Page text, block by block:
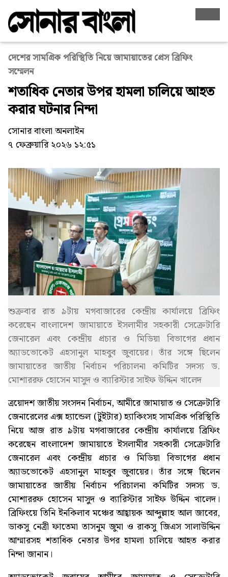
দেশের সামগ্রিক পরিস্থিতি নিয়ে জামায়াতের প্রেস ব্রিফিং
সম্মেলন
শতাধিক নেতার উপর হামলা চালিয়ে আহত
করার ঘটনার নিন্দা
সোনার বাংলা অনলাইন
৭ ফেব্রুয়ারি ২০২৬ ১২:৫১
শুক্রবার রাত ৯টায় মগবাজারের কেন্দ্রীয় কার্যালয়ে ব্রিফিং
করেছেন বাংলাদেশ জামায়াতে ইসলামীর সহকারী সেক্রেটারি
জেনারেল এবং কেন্দ্রীয় প্রচার ও মিডিয়া বিভাগের প্রধান
অ্যাডভোকেট এহসানুল মাহবুব জুবায়ের। তাঁর সঙ্গে ছিলেন
জামায়াতের জাতীয় নির্বাচন পরিচালনা কমিটির সদস্য ড.
মোশাররফ হোসেন মাসুদ ও ব্যারিস্টার সাইফ উদ্দিন খালেদ
ত্রয়োদশ জাতীয় সংসদন নির্বাচন, আমীরে জামায়াত ও সেক্রেটারি
জেনারেলের এক্স হ্যান্ডেল (টুইটার) হ্যাকিংসহ সামগ্রিক পরিস্থিতি
নিয়ে আজ রাত ৯টায় মগবাজারের কেন্দ্রীয় কার্যালয়ে ব্রিফিং
করেছেন বাংলাদেশ জামায়াতে ইসলামীর সহকারী সেক্রেটারি
জেনারেল এবং কেন্দ্রীয় প্রচার ও মিডিয়া বিভাগের প্রধান
অ্যাডভোকেট এহসানুল মাহবুব জুবায়ের। তাঁর সঙ্গে ছিলেন
জামায়াতের জাতীয় নির্বাচন পরিচালনা কমিটির সদস্য ড.
মোশাররফ হোসেন মাসুদ ও ব্যারিস্টার সাইফ উদ্দিন খালেদ।
ব্রিফিংয়ে তিনি ইনকিলাব মঞ্চের আহ্বায়ক আব্দুল্লাহ আল জাবের,
ডাকসু নেত্রী ফাতেমা তাসনুম জুমা ও রাকসু জিএস সালাউদ্দিন
আম্মারসহ শতাধিক নেতার উপর হামলা চালিয়ে আহত করার
নিন্দা জানান।